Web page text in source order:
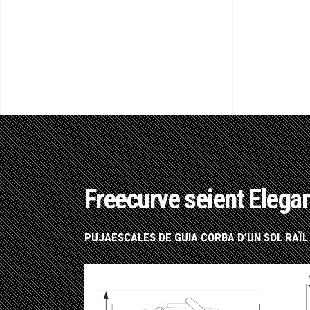
Freecurve seient
PUJAESCALES DE GUIA CORBA D’UN SOL RAÏL